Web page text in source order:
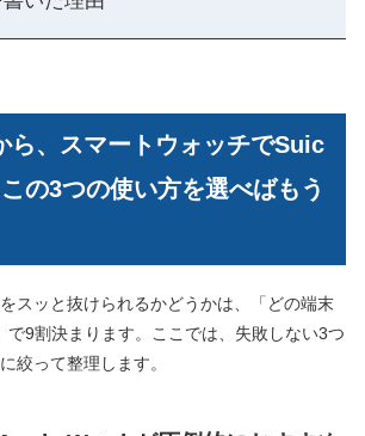
ら、スマートウォッチでSuic
の3つの使い方を選べばもう
スッと抜けられるかどうかは、「どの端末
で9割決まります。ここでは、失敗しない3つ
絞って整理します。